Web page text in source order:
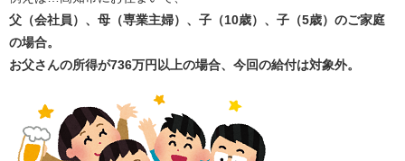
父（会社員）、母（専業主婦）、子（10歳）、子（5歳）のご家庭
の場合。
お父さんの所得が736万円以上の場合、今回の給付は対象外。